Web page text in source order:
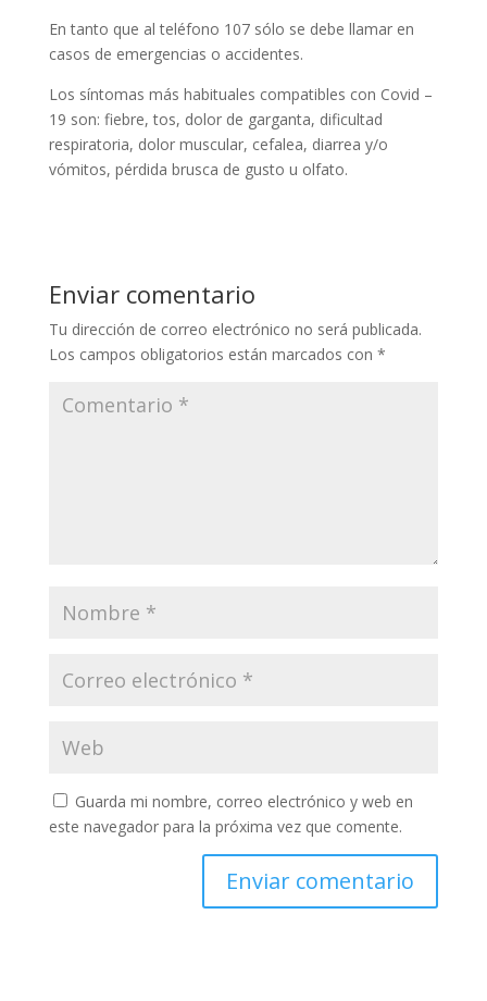
En tanto que al teléfono 107 sólo se debe llamar en
casos de emergencias o accidentes.
Los síntomas más habituales compatibles con Covid –
19 son: fiebre, tos, dolor de garganta, dificultad
respiratoria, dolor muscular, cefalea, diarrea y/o
vómitos, pérdida brusca de gusto u olfato.
Enviar comentario
Tu dirección de correo electrónico no será publicada.
Los campos obligatorios están marcados con *
Guarda mi nombre, correo electrónico y web en
este navegador para la próxima vez que comente.